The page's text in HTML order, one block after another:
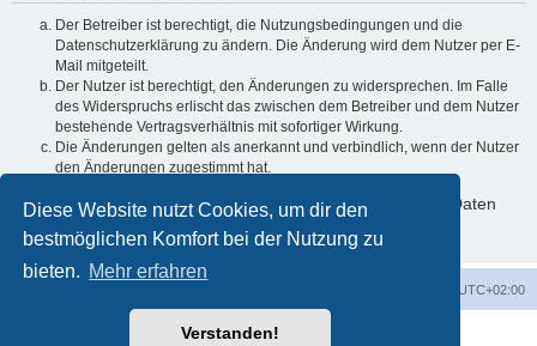
Diese Website nutzt Cookies, um dir den
bestmöglichen Komfort bei der Nutzung zu
bieten. Mehr erfahren
Verstanden!
Der Betreiber ist berechtigt, die Nutzungsbedingungen und die
Datenschutzerklärung zu ändern. Die Änderung wird dem Nutzer per E-
Mail mitgeteilt.
Der Nutzer ist berechtigt, den Änderungen zu widersprechen. Im Falle
des Widerspruchs erlischt das zwischen dem Betreiber und dem Nutzer
bestehende Vertragsverhältnis mit sofortiger Wirkung.
Die Änderungen gelten als anerkannt und verbindlich, wenn der Nutzer
den Änderungen zugestimmt hat.
Informationen über den Umgang mit deinen persönlichen Daten
sind in der Datenschutzerklärung enthalten.
UTC+02:00
Powered byphpBB® Forum Software © phpBB Limited